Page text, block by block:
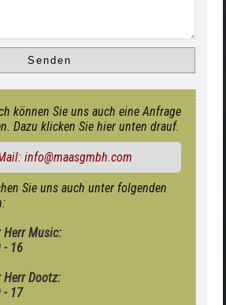
können Sie uns auch eine Anfrage
Dazu klicken Sie hier unten drauf.
info@maasgmbh.com
Sie uns auch unter folgenden
Herr Music:
- 16
Herr Dootz:
- 17